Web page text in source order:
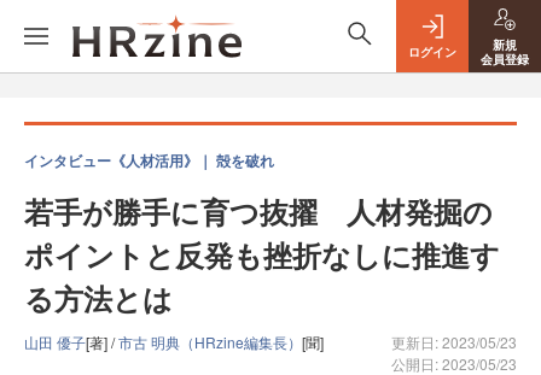
ログイン
新規
会員登録
インタビュー《人材活用》｜ 殻を破れ
若手が勝手に育つ抜擢 人材発掘の
ポイントと反発も挫折なしに推進す
る方法とは
山田 優子[著] /市古 明典（HRzine編集長） [聞]
更新日: 2023/05/23
公開日: 2023/05/23